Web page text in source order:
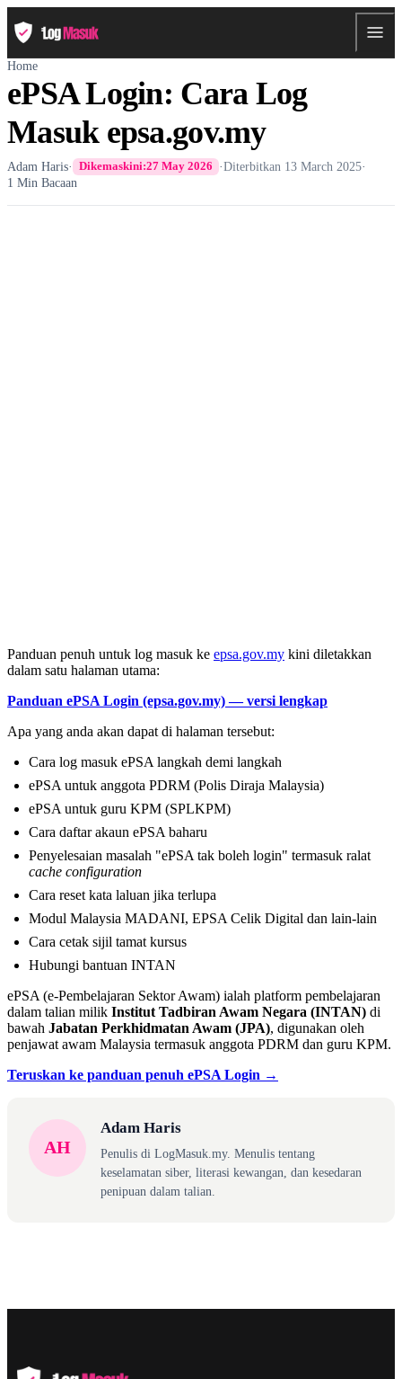
Home
ePSA Login: Cara Log
Masuk epsa.gov.my
Adam Haris· Dikemaskini:27 May 2026 ·Diterbitkan 13 March 2025·
1 Min Bacaan
Panduan penuh untuk log masuk ke epsa.gov.my kini diletakkan
dalam satu halaman utama:
Panduan ePSA Login (epsa.gov.my) — versi lengkap
Apa yang anda akan dapat di halaman tersebut:
Cara log masuk ePSA langkah demi langkah
ePSA untuk anggota PDRM (Polis Diraja Malaysia)
ePSA untuk guru KPM (SPLKPM)
Cara daftar akaun ePSA baharu
Penyelesaian masalah "ePSA tak boleh login" termasuk ralat
cache configuration
Cara reset kata laluan jika terlupa
Modul Malaysia MADANI, EPSA Celik Digital dan lain-lain
Cara cetak sijil tamat kursus
Hubungi bantuan INTAN
ePSA (e-Pembelajaran Sektor Awam) ialah platform pembelajaran
dalam talian milik Institut Tadbiran Awam Negara (INTAN) di
bawah Jabatan Perkhidmatan Awam (JPA), digunakan oleh
penjawat awam Malaysia termasuk anggota PDRM dan guru KPM.
Teruskan ke panduan penuh ePSA Login →
AH
Adam Haris
Penulis di LogMasuk.my. Menulis tentang
keselamatan siber, literasi kewangan, dan kesedaran
penipuan dalam talian.